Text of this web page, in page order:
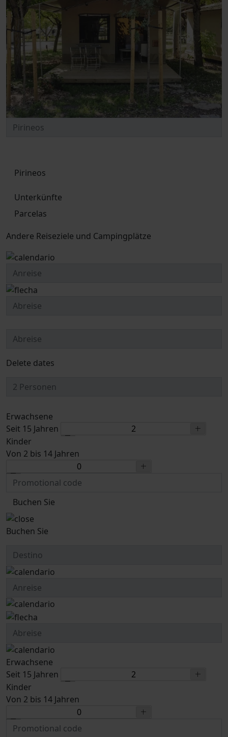
Pirineos
Unterkünfte
Parcelas
Andere Reiseziele und Campingplätze
Delete dates
Erwachsene
Seit 15 Jahren
Kinder
Von 2 bis 14 Jahren
Buchen Sie
Buchen Sie
Erwachsene
Seit 15 Jahren
Kinder
Von 2 bis 14 Jahren